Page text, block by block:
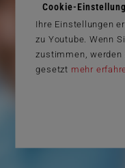
Cookie-
Ihre Einstellungen
zu Youtube. Wenn
zustimmen, werden
gesetzt mehr